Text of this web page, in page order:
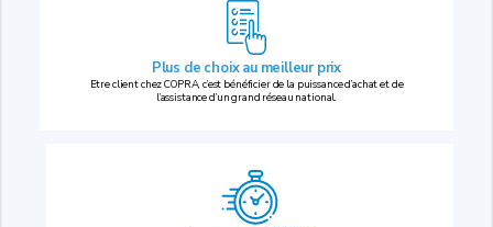
Plus de choix au meilleur prix
Etre client chez COPRA, c’est bénéficier de la puissance d’achat et de
l’assistance d’un grand réseau national.